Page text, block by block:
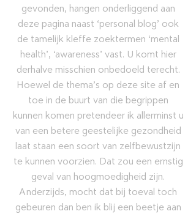
gevonden, hangen onderliggend aan
deze pagina naast ‘personal blog’ ook
de tamelijk kleffe zoektermen ‘mental
health’, ‘awareness’ vast. U komt hier
derhalve misschien onbedoeld terecht.
Hoewel de thema’s op deze site af en
toe in de buurt van die begrippen
kunnen komen pretendeer ik allerminst u
van een betere geestelijke gezondheid
laat staan een soort van zelfbewustzijn
te kunnen voorzien. Dat zou een ernstig
geval van hoogmoedigheid zijn.
Anderzijds, mocht dat bij toeval toch
gebeuren dan ben ik blij een beetje aan